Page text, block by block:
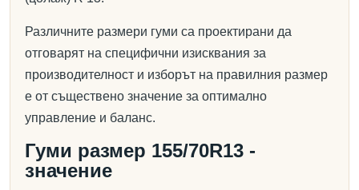
Различните размери гуми са проектирани да
отговарят на специфични изисквания за
производителност и изборът на правилния размер
е от съществено значение за оптимално
управление и баланс.
Гуми размер 155/70R13 -
значение